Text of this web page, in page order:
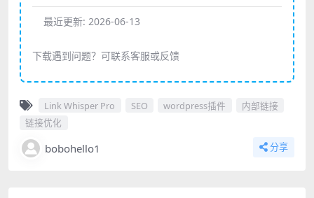
最近更新: 2026-06-13
下载遇到问题？可联系客服或反馈
Link Whisper Pro SEO wordpress插件
内部链接
链接优化
bobohello1 分享